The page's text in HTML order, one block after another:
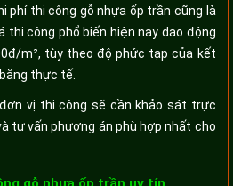
phí thi công gỗ nhựa ốp trần cũng là
thi công phổ biến hiện nay dao động
m², tùy theo độ phức tạp của kết
thực tế.
vị thi công sẽ cần khảo sát trực
tư vấn phương án phù hợp nhất cho